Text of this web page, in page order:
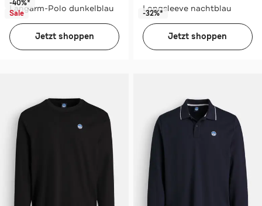
Langarm-Polo dunkelblau
-40%*
Sale
Jetzt shoppen
Longsleeve nachtblau
-32%*
Jetzt shoppen